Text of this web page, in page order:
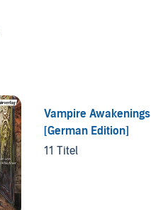
Vampire Awakenings
[German Edition]
11 Titel